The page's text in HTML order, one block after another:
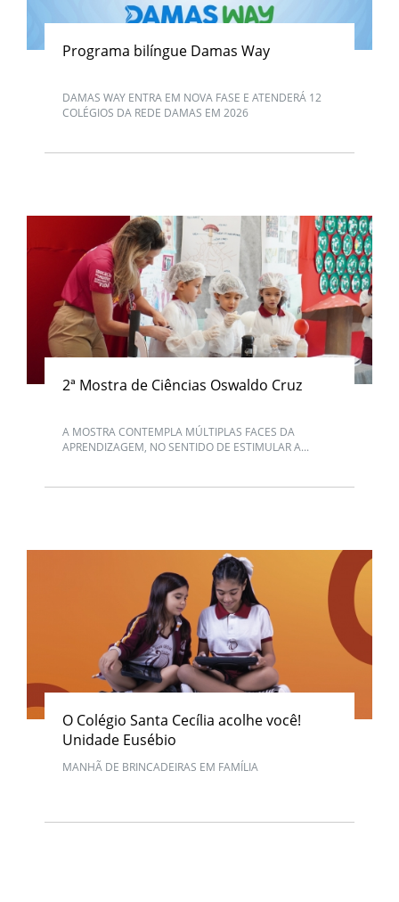
Programa bilíngue Damas Way
DAMAS WAY ENTRA EM NOVA FASE E ATENDERÁ 12
COLÉGIOS DA REDE DAMAS EM 2026
2ª Mostra de Ciências Oswaldo Cruz
A MOSTRA CONTEMPLA MÚLTIPLAS FACES DA
APRENDIZAGEM, NO SENTIDO DE ESTIMULAR A...
O Colégio Santa Cecília acolhe você!
Unidade Eusébio
MANHÃ DE BRINCADEIRAS EM FAMÍLIA